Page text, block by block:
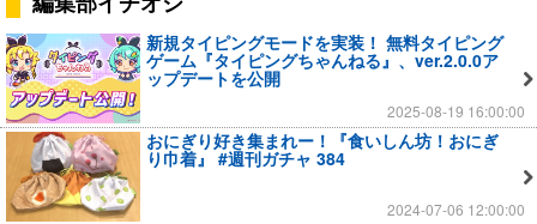
新規タイピングモードを実装！ 無料タイピング
ゲーム『タイピングちゃんねる』、ver.2.0.0ア
ップデートを公開
2025-08-19 16:00:00
おにぎり好き集まれー！『食いしん坊！おにぎ
り巾着』 #週刊ガチャ 384
2024-07-06 12:00:00